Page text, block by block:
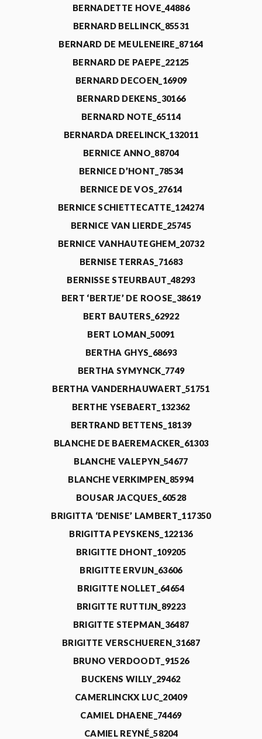
BERNADETTE HOVE_44886
BERNARD BELLINCK_85531
BERNARD DE MEULENEIRE_87164
BERNARD DE PAEPE_22125
BERNARD DECOEN_16909
BERNARD DEKENS_30166
BERNARD NOTE_65114
BERNARDA DREELINCK_132011
BERNICE ANNO_88704
BERNICE D’HONT_78534
BERNICE DE VOS_27614
BERNICE SCHIETTECATTE_124274
BERNICE VAN LIERDE_25745
BERNICE VANHAUTEGHEM_20732
BERNISE TERRAS_71683
BERNISSE STEURBAUT_48293
BERT ‘BERTJE’ DE ROOSE_38619
BERT BAUTERS_62922
BERT LOMAN_50091
BERTHA GHYS_68693
BERTHA SYMYNCK_7749
BERTHA VANDERHAUWAERT_51751
BERTHE YSEBAERT_132362
BERTRAND BETTENS_18139
BLANCHE DE BAEREMACKER_61303
BLANCHE VALEPYN_54677
BLANCHE VERKIMPEN_85994
BOUSAR JACQUES_60528
BRIGITTA ‘DENISE’ LAMBERT_117350
BRIGITTA PEYSKENS_122136
BRIGITTE DHONT_109205
BRIGITTE ERVIJN_63606
BRIGITTE NOLLET_64654
BRIGITTE RUTTIJN_89223
BRIGITTE STEPMAN_36487
BRIGITTE VERSCHUEREN_31687
BRUNO VERDOODT_91526
BUCKENS WILLY_29462
CAMERLINCKX LUC_20409
CAMIEL DHAENE_74469
CAMIEL REYNÉ_58204